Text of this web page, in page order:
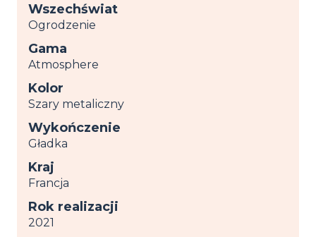
Wszechświat
Ogrodzenie
Gama
Atmosphere
Kolor
Szary metaliczny
Wykończenie
Gładka
Kraj
Francja
Rok realizacji
2021